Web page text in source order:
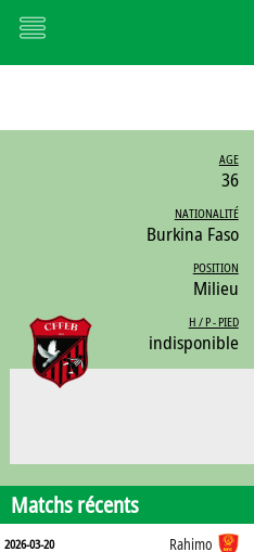
AGE
36
NATIONALITÉ
Burkina Faso
POSITION
Milieu
H / P - PIED
indisponible
Matchs récents
2026-03-20 Rahimo